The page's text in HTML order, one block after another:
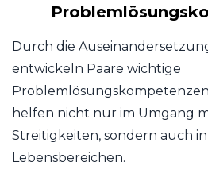
Durch die
entwickeln Paare wichtige
helfen nicht nur im Umgang
Streitigkeiten, sondern auch
Lebensbereichen.